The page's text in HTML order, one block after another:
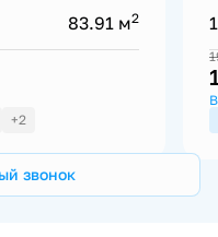
83.91 м2
+2
звонок